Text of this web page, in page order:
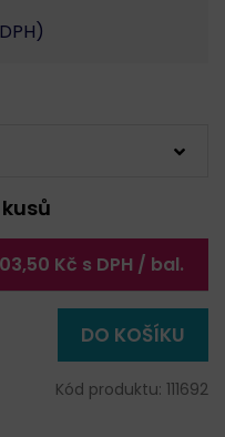
Kč s DPH / bal.
DO KOŠÍKU
Kód produktu: 111692